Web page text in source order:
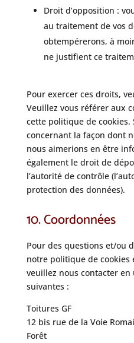
Droit d’opposition :
au traitement de vos
obtempérerons, à
ne justifient ce
Pour exercer ces droits,
Veuillez vous référer aux
cette politique de cookies.
concernant la façon dont
nous aimerions en être
également le droit de
l’autorité de contrôle
protection des données).
10. Coordonnées
Pour des questions et/ou
notre politique de cookies
veuillez nous contacter
suivantes :
Toitures GF
12 bis rue de la Voie
Forêt